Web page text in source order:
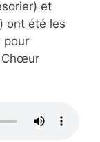
et
ont été les
pour
Chœur